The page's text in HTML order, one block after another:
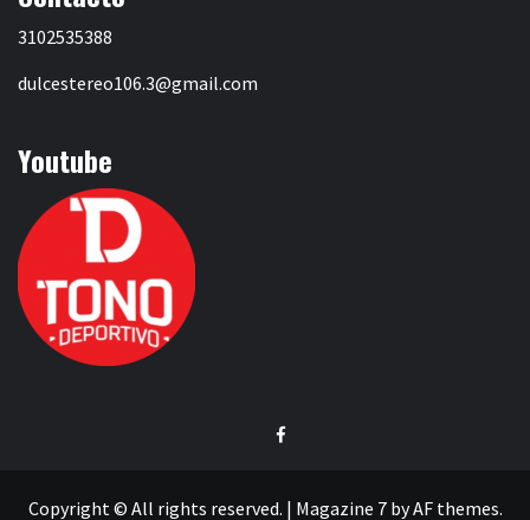
3102535388
dulcestereo106.3@gmail.com
Youtube
Facebook
Copyright © All rights reserved. | Magazine 7by AF themes.